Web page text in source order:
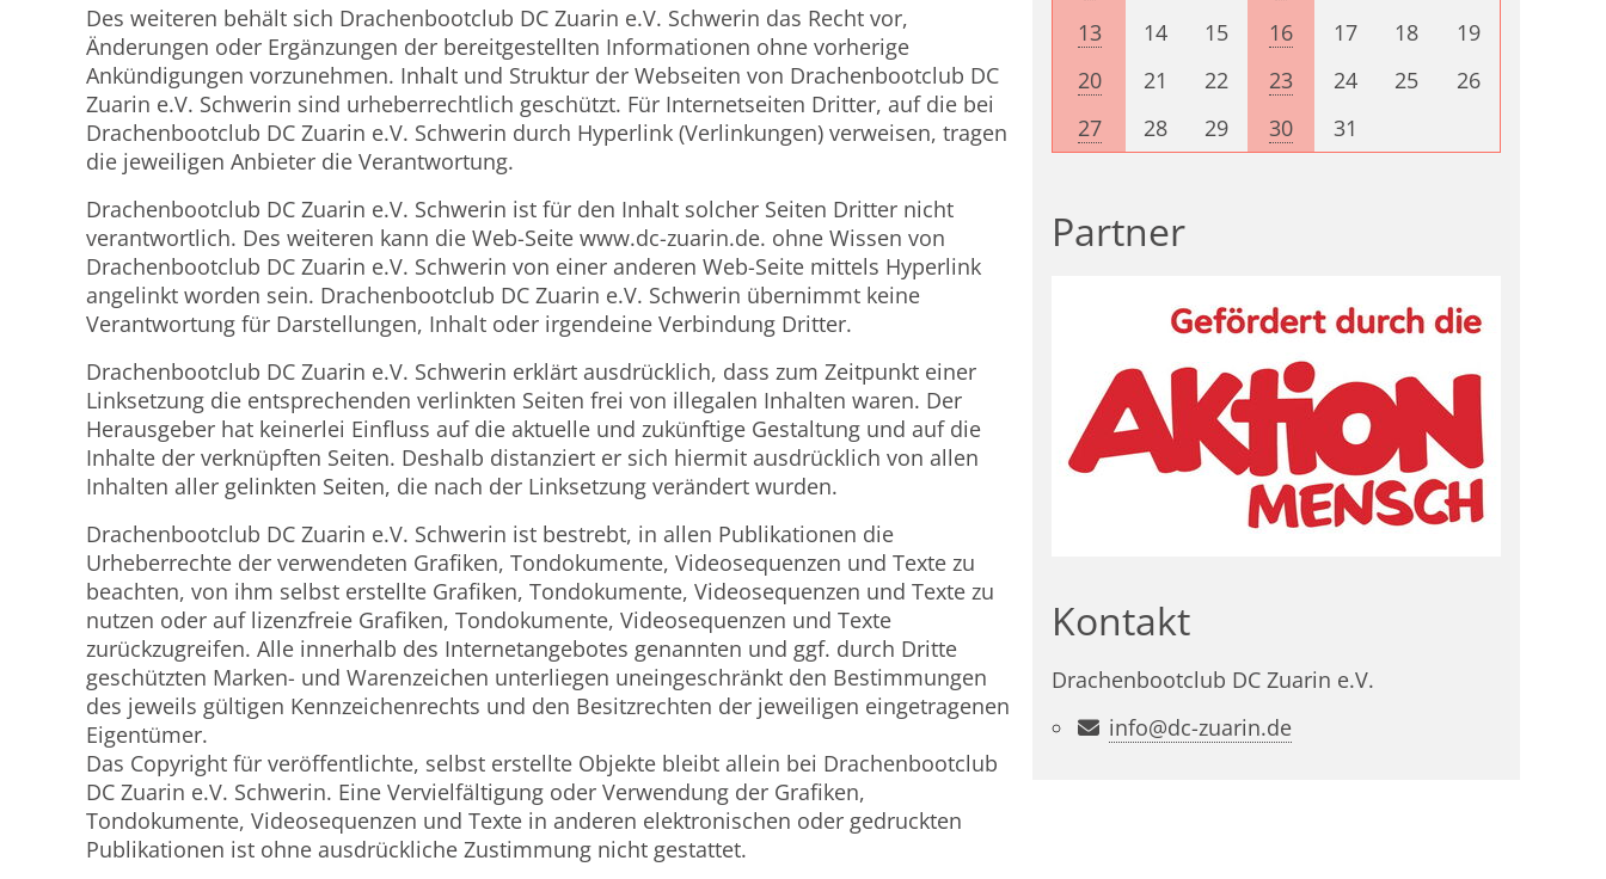
Des weiteren behält sich Drachenbootclub DC Zuarin e.V. Schwerin das Recht vor,
Änderungen oder Ergänzungen der bereitgestellten Informationen ohne vorherige
Ankündigungen vorzunehmen. Inhalt und Struktur der Webseiten von Drachenbootclub DC
Zuarin e.V. Schwerin sind urheberrechtlich geschützt. Für Internetseiten Dritter, auf die bei
Drachenbootclub DC Zuarin e.V. Schwerin durch Hyperlink (Verlinkungen) verweisen, tragen
die jeweiligen Anbieter die Verantwortung.
Drachenbootclub DC Zuarin e.V. Schwerin ist für den Inhalt solcher Seiten Dritter nicht
verantwortlich. Des weiteren kann die Web-Seite www.dc-zuarin.de. ohne Wissen von
Drachenbootclub DC Zuarin e.V. Schwerin von einer anderen Web-Seite mittels Hyperlink
angelinkt worden sein. Drachenbootclub DC Zuarin e.V. Schwerin übernimmt keine
Verantwortung für Darstellungen, Inhalt oder irgendeine Verbindung Dritter.
Drachenbootclub DC Zuarin e.V. Schwerin erklärt ausdrücklich, dass zum Zeitpunkt einer
Linksetzung die entsprechenden verlinkten Seiten frei von illegalen Inhalten waren. Der
Herausgeber hat keinerlei Einfluss auf die aktuelle und zukünftige Gestaltung und auf die
Inhalte der verknüpften Seiten. Deshalb distanziert er sich hiermit ausdrücklich von allen
Inhalten aller gelinkten Seiten, die nach der Linksetzung verändert wurden.
Drachenbootclub DC Zuarin e.V. Schwerin ist bestrebt, in allen Publikationen die
Urheberrechte der verwendeten Grafiken, Tondokumente, Videosequenzen und Texte zu
beachten, von ihm selbst erstellte Grafiken, Tondokumente, Videosequenzen und Texte zu
nutzen oder auf lizenzfreie Grafiken, Tondokumente, Videosequenzen und Texte
zurückzugreifen. Alle innerhalb des Internetangebotes genannten und ggf. durch Dritte
geschützten Marken- und Warenzeichen unterliegen uneingeschränkt den Bestimmungen
des jeweils gültigen Kennzeichenrechts und den Besitzrechten der jeweiligen eingetragenen
Eigentümer.
Das Copyright für veröffentlichte, selbst erstellte Objekte bleibt allein bei Drachenbootclub
DC Zuarin e.V. Schwerin. Eine Vervielfältigung oder Verwendung der Grafiken,
Tondokumente, Videosequenzen und Texte in anderen elektronischen oder gedruckten
Publikationen ist ohne ausdrückliche Zustimmung nicht gestattet.
13
14 15 16 17 18
19
20
21 22 23 24 25
26
27
28 29 30 31
Partner
Kontakt
Drachenbootclub DC Zuarin e.V.
info@dc-zuarin.de